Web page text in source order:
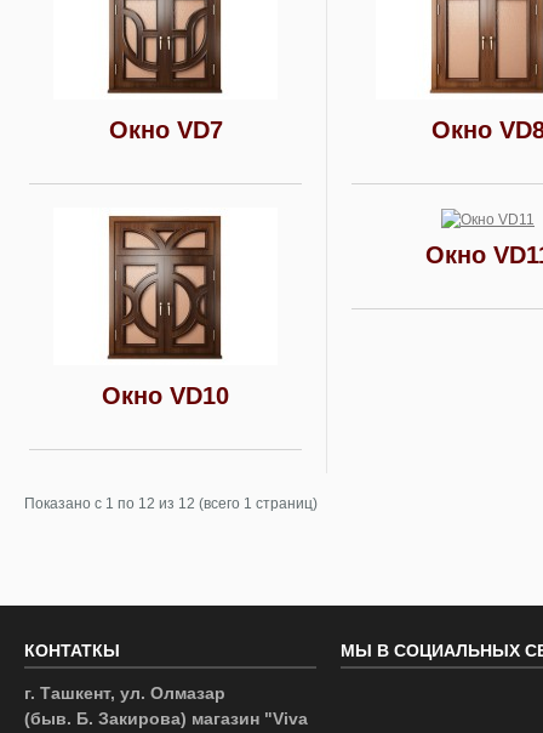
Окно VD7 Окно
Окно VD10
Окно
Показано с 1 по 12 из 12 (всего 1 страниц)
КОНТАТКЫ
г. Ташкент, ул. Олмазар
(быв. Б. Закирова) магазин "Viva
МЫ В СОЦИАЛЬНЫХ